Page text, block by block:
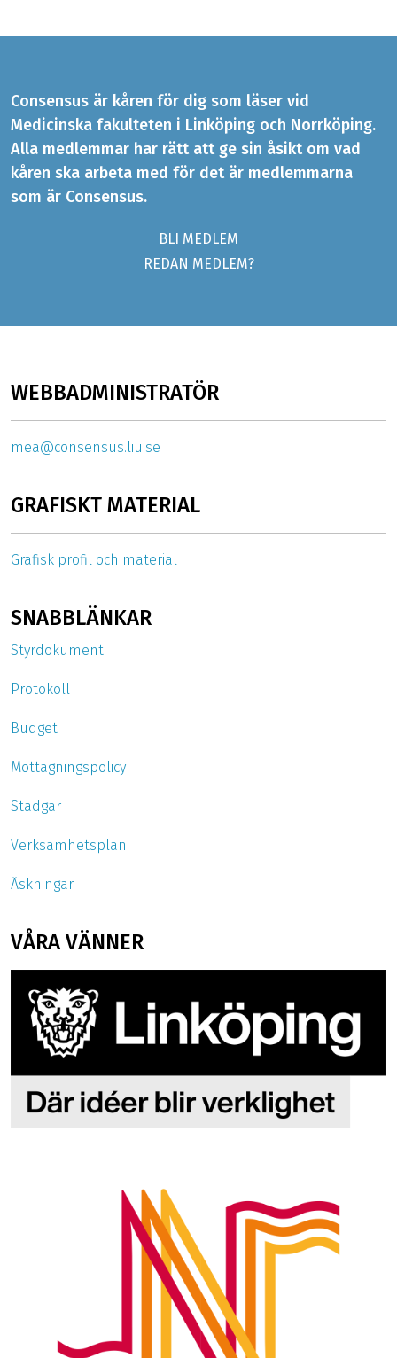
Consensus är kåren för dig som läser vid
Medicinska fakulteten i Linköping och Norrköping.
Alla medlemmar har rätt att ge sin åsikt om vad
kåren ska arbeta med för det är medlemmarna
som är Consensus.
BLI MEDLEM
REDAN MEDLEM?
WEBBADMINISTRATÖR
mea@consensus.liu.se
GRAFISKT MATERIAL
Grafisk profil och material
SNABBLÄNKAR
Styrdokument
Protokoll
Budget
Mottagningspolicy
Stadgar
Verksamhetsplan
Äskningar
VÅRA VÄNNER